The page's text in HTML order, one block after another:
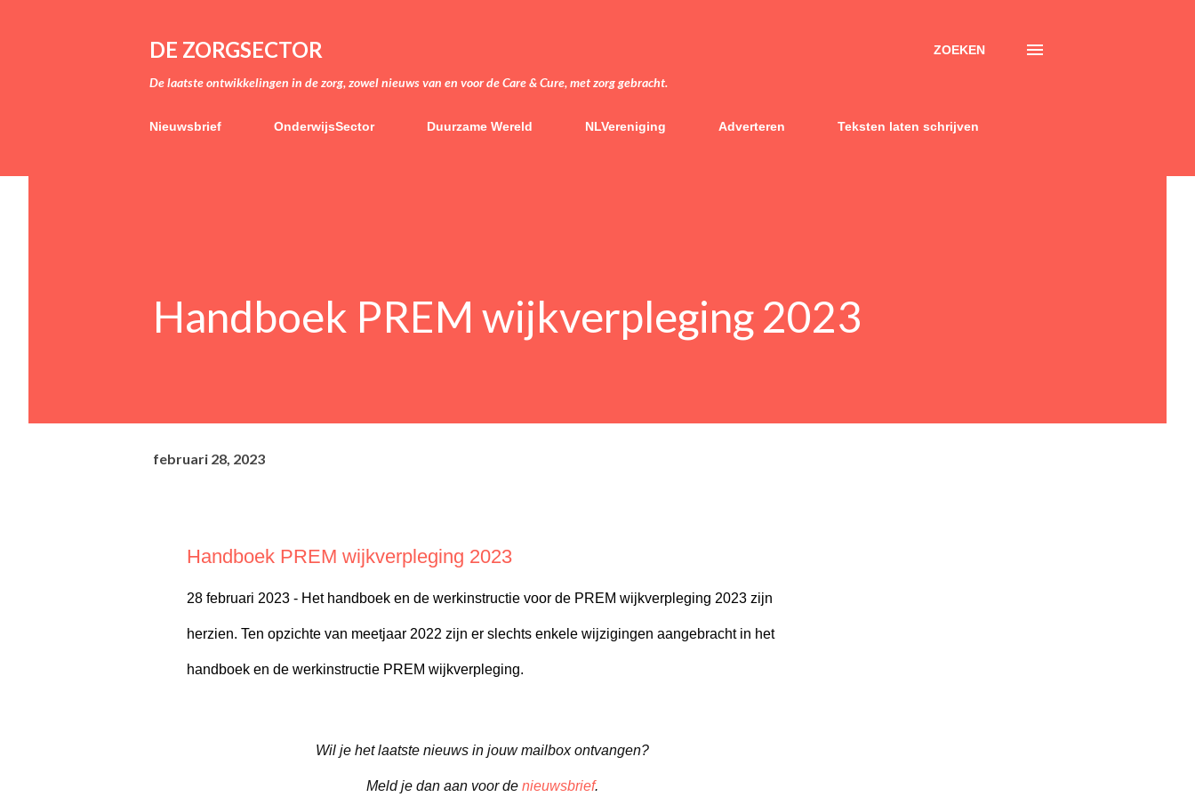
DE ZORGSECTOR
De laatste ontwikkelingen in de zorg, zowel nieuws van en voor de Care & Cure, met zorg gebracht.
ZOEKEN
Nieuwsbrief OnderwijsSector Duurzame Wereld NLVereniging Adverteren Teksten laten schrijven
Handboek PREM wijkverpleging 2023
februari 28, 2023
Handboek PREM wijkverpleging 2023
28 februari 2023 - Het handboek en de werkinstructie voor de PREM wijkverpleging 2023 zijn
herzien. Ten opzichte van meetjaar 2022 zijn er slechts enkele wijzigingen aangebracht in het
handboek en de werkinstructie PREM wijkverpleging.
Wil je het laatste nieuws in jouw mailbox ontvangen?
Meld je dan aan voor de nieuwsbrief.